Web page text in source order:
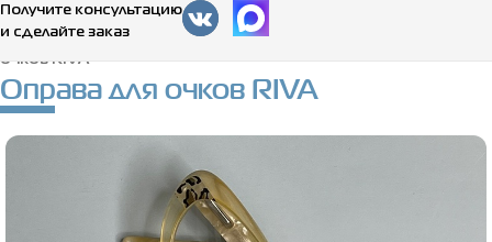
Получите консультацию
и сделайте заказ
Главная>Каталог Медицинские оправы
очков RIVA
Оправа для очков RIVA